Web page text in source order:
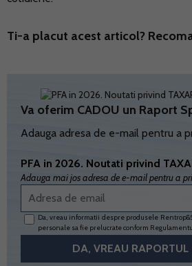
Ti-a placut acest articol?
Va oferim CADOU un Raport
Adauga adresa de e-mail pentru a
PFA in 2026. Noutati privind
Adauga mai jos adresa de e-mail pentru a
Da, vreau informatii despre produsele
personale sa fie prelucrate conform